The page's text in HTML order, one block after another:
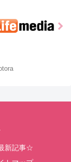
新記事☆